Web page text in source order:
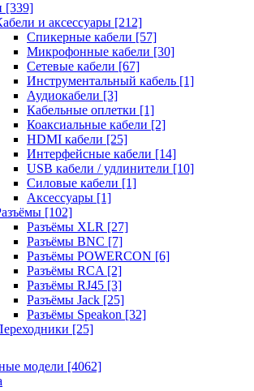
[339]
и аксессуары [212]
Спикерные кабели [57]
Микрофонные кабели [30]
Сетевые кабели [67]
Инструментальный кабель [1]
Аудиокабели [3]
Кабельные оплетки [1]
Коаксиальные кабели [2]
HDMI кабели [25]
Интерфейсные кабели [14]
USB кабели / удлинители [10]
Силовые кабели [1]
Аксессуары [1]
[102]
Разъёмы XLR [27]
Разъёмы BNC [7]
Разъёмы POWERCON [6]
Разъёмы RCA [2]
Разъёмы RJ45 [3]
Разъёмы Jack [25]
Разъёмы Speakon [32]
[25]
модели [4062]